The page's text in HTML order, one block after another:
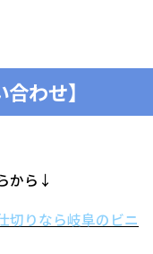
わせ】
から↓
切りなら岐阜のビニ